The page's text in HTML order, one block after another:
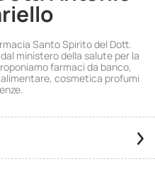
Santo Spirito del Dott.
ministero della salute per la
farmaci da banco,
cosmetica profumi